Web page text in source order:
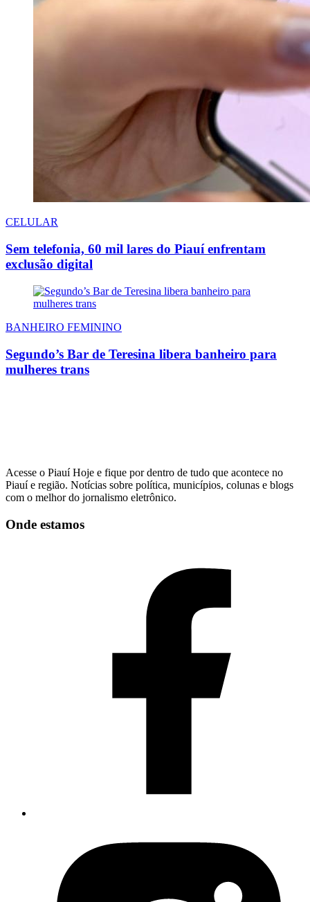
CELULAR
Sem telefonia, 60 mil lares do Piauí enfrentam
exclusão digital
BANHEIRO FEMININO
Segundo’s Bar de Teresina libera banheiro para
mulheres trans
Acesse o Piauí Hoje e fique por dentro de tudo que acontece no
Piauí e região. Notícias sobre política, municípios, colunas e blogs
com o melhor do jornalismo eletrônico.
Onde estamos